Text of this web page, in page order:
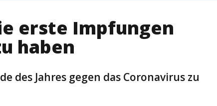
erste Impfungen
haben
des Jahres gegen das Coronavirus zu